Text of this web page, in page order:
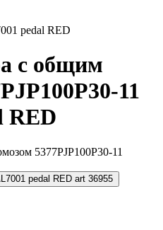
pedal RED
с общим
11
RED